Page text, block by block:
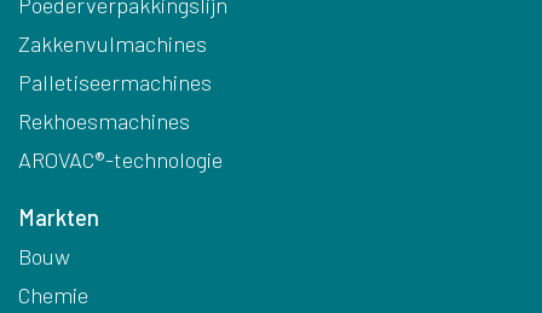
Poederverpakkingslijn
Zakkenvulmachines
Palletiseermachines
Rekhoesmachines
AROVAC®-technologie
Markten
Bouw
Chemie